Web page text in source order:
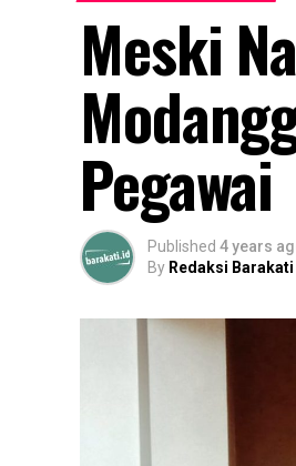
Meski
Pegawai
Published 4 years
By Redaksi Barakati